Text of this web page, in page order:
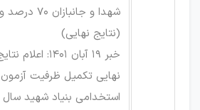
شهدا و جانبازان
(نتایج نهایی)
خبر 19 آبان 1401: اعلام
نهایی تکمیل ظرفیت آزمون